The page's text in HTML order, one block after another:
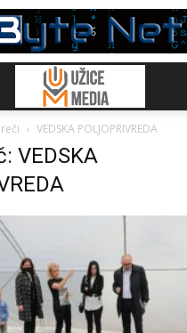
VEDSKA POLJOPRIVREDA
VEDSKA